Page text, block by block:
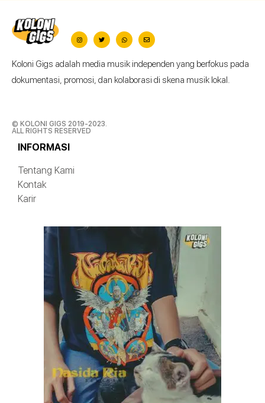
Koloni Gigs adalah media musik independen yang berfokus pada
dokumentasi, promosi, dan kolaborasi di skena musik lokal.
© KOLONI GIGS 2019-2023.
ALL RIGHTS RESERVED
INFORMASI
Tentang Kami
Kontak
Karir